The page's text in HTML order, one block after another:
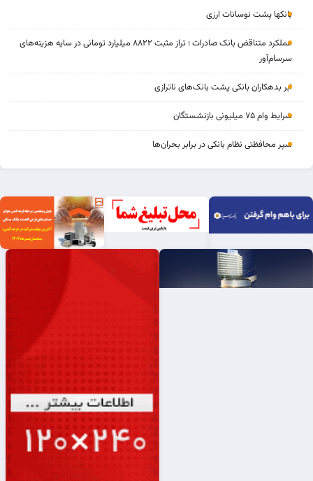
بانکها پشت نوسانات ارزی
عملکرد متناقض بانک صادرات ؛ تراز مثبت ۸۸۲۲ میلیارد تومانی در سایه هزینه‌های
سرسام‌آور
ابر بدهکاران بانکی پشت بانک‌های ناترازی
شرایط وام ۷۵ میلیونی بازنشستگان
سپر محافظتی نظام بانکی در برابر بحران‌ها